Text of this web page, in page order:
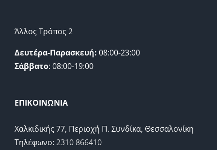
Άλλος Τρόπος 2
Δευτέρα-Παρασκευή: 08:00-23:00
Σάββατο: 08:00-19:00
ΕΠΙΚΟΙΝΩΝΙΑ
Χαλκιδικής 77, Περιοχή Π. Συνδίκα, Θεσσαλονίκη
Τηλέφωνο: 2310 866410